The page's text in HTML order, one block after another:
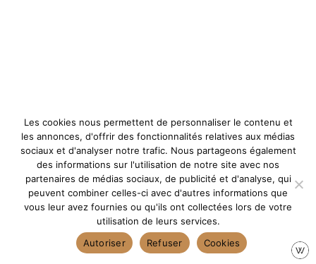
Les cookies nous permettent de personnaliser le contenu et
les annonces, d'offrir des fonctionnalités relatives aux médias
sociaux et d'analyser notre trafic. Nous partageons également
des informations sur l'utilisation de notre site avec nos
partenaires de médias sociaux, de publicité et d'analyse, qui
peuvent combiner celles-ci avec d'autres informations que
vous leur avez fournies ou qu'ils ont collectées lors de votre
utilisation de leurs services.
Autoriser
Refuser Cookies